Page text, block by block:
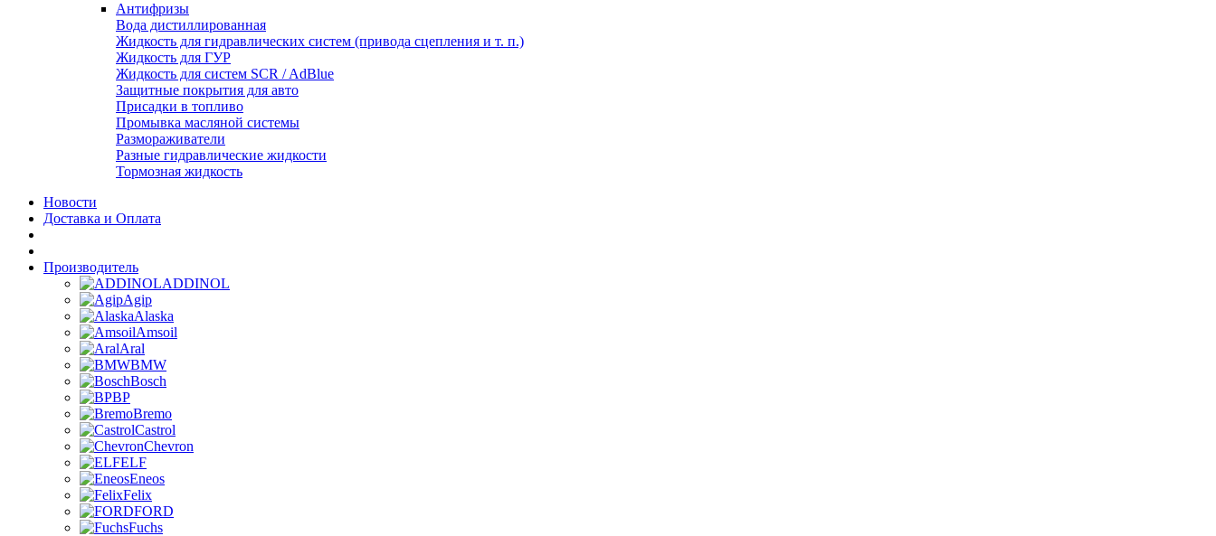
Антифризы
Вода дистиллированная
Жидкость для гидравлических систем (привода сцепления и т. п.)
Жидкость для ГУР
Жидкость для систем SCR / AdBlue
Защитные покрытия для авто
Присадки в топливо
Промывка масляной системы
Размораживатели
Разные гидравлические жидкости
Тормозная жидкость
Новости
Доставка и Оплата
Производитель
ADDINOL
Agip
Alaska
Amsoil
Aral
BMW
Bosch
BP
Bremo
Castrol
Chevron
ELF
Eneos
Felix
FORD
Fuchs